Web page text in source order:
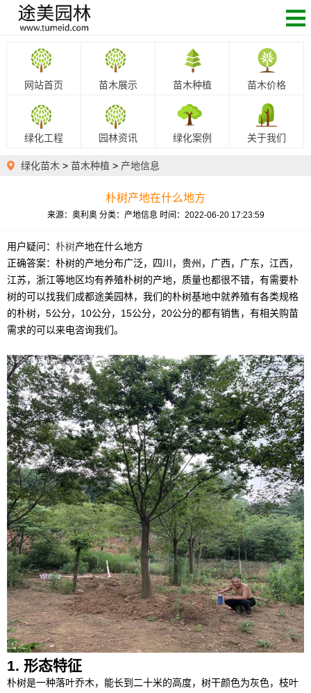
网站首页 苗木展示 苗木种植 苗木价格
绿化工程 园林资讯 绿化案例 关于我们
绿化苗木 > 苗木种植 > 产地信息
朴树产地在什么地方
来源：奥利奥 分类：产地信息 时间：2022-06-20 17:23:59
用户疑问： 朴树产地在什么地方
正确答案：朴树的产地分布广泛，四川，贵州，广西，广东，江西，
江苏，浙江等地区均有养殖朴树的产地，质量也都很不错，有需要朴
树的可以找我们成都途美园林，我们的朴树基地中就养殖有各类规格
的朴树，5公分，10公分，15公分，20公分的都有销售，有相关购苗
需求的可以来电咨询我们。
1. 形态特征
朴树是一种落叶乔木，能长到二十米的高度，树干颜色为灰色，枝叶